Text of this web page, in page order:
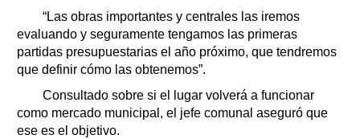
“Las obras importantes y centrales las iremos
evaluando y seguramente tengamos las primeras
partidas presupuestarias el año próximo, que tendremos
que definir cómo las obtenemos”.
Consultado sobre si el lugar volverá a funcionar
como mercado municipal, el jefe comunal aseguró que
ese es el objetivo.